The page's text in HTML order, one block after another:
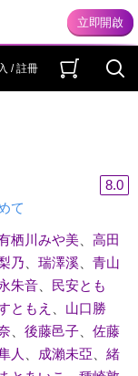
/ 註冊
8.0
て
栖川みや美、 高田
乃 瑞澤溪、 青山
朱音、 民安とも
ともえ
山口勝
後藤邑子、 佐藤
人 成瀨未亞
緒